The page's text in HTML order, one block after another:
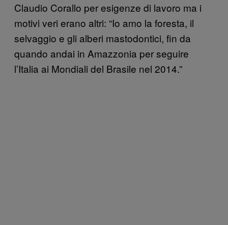
Claudio Corallo per esigenze di lavoro ma i
motivi veri erano altri: “Io amo la foresta, il
selvaggio e gli alberi mastodontici, fin da
quando andai in Amazzonia per seguire
l’Italia ai Mondiali del Brasile nel 2014.”